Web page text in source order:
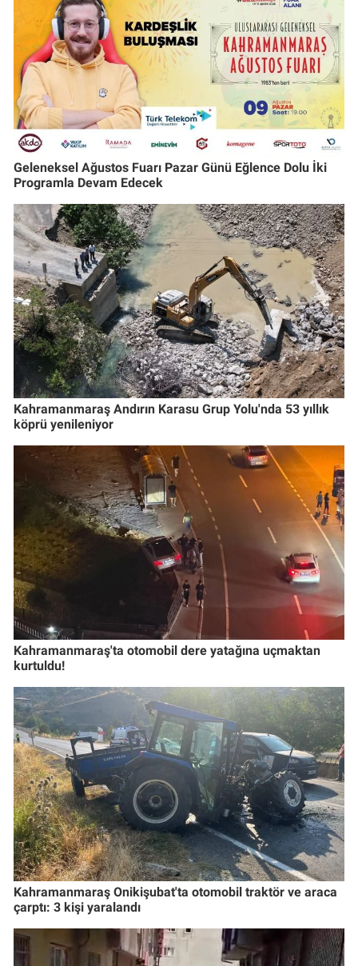
Geleneksel Ağustos Fuarı Pazar Günü Eğlence Dolu İki
Programla Devam Edecek
Kahramanmaraş Andırın Karasu Grup Yolu'nda 53 yıllık
köprü yenileniyor
Kahramanmaraş'ta otomobil dere yatağına uçmaktan
kurtuldu!
Kahramanmaraş Onikişubat'ta otomobil traktör ve araca
çarptı: 3 kişi yaralandı